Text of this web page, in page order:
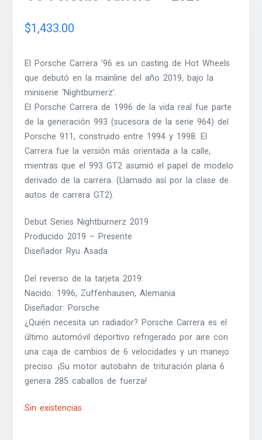
$1,433.00
El Porsche Carrera ’96 es un casting de Hot Wheels
que debutó en la mainline del año 2019, bajo la
miniserie ‘Nightburnerz’.
El Porsche Carrera de 1996 de la vida real fue parte
de la generación 993 (sucesora de la serie 964) del
Porsche 911, construido entre 1994 y 1998. El
Carrera fue la versión más orientada a la calle,
mientras que el 993 GT2 asumió el papel de modelo
derivado de la carrera. (Llamado así por la clase de
autos de carrera GT2).
Debut Series Nightburnerz 2019
Producido 2019 – Presente
Diseñador Ryu Asada
Del reverso de la tarjeta 2019:
Nacido: 1996, Zuffenhausen, Alemania
Diseñador: Porsche
¿Quién necesita un radiador? Porsche Carrera es el
último automóvil deportivo refrigerado por aire con
una caja de cambios de 6 velocidades y un manejo
preciso. ¡Su motor autobahn de trituración plana 6
genera 285 caballos de fuerza!
Sin existencias